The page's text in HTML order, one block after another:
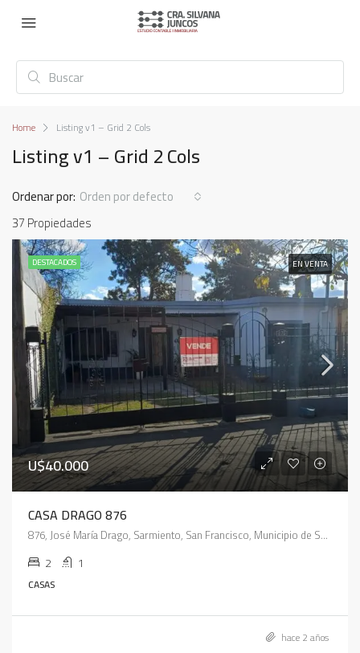
Home Listing v1 – Grid 2 Cols
Listing v1 – Grid 2 Cols
37 Propiedades
Ordenar por: Orden por defecto
DESTACADOS EN VENTA
U$40.000
CASA DRAGO 876
876, José María Drago, Sarmiento, San Francisco, Municipio de San Francisco, Pedanía Juárez Celman, Departamento San Justo, Córdoba, 2400, Argentina
2 1
CASAS
hace 2 años